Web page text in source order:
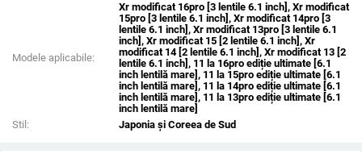
Modele aplicabile:
Xr modificat 16pro [3 lentile 6.1 inch], Xr modificat
15pro [3 lentile 6.1 inch], Xr modificat 14pro [3
lentile 6.1 inch], Xr modificat 13pro [3 lentile 6.1
inch], Xr modificat 15 [2 lentile 6.1 inch], Xr
modificat 14 [2 lentile 6.1 inch], Xr modificat 13 [2
lentile 6.1 inch], 11 la 16pro ediție ultimate [6.1
inch lentilă mare], 11 la 15pro ediție ultimate [6.1
inch lentilă mare], 11 la 14pro ediție ultimate [6.1
inch lentilă mare], 11 la 13pro ediție ultimate [6.1
inch lentilă mare]
Stil:
Japonia și Coreea de Sud